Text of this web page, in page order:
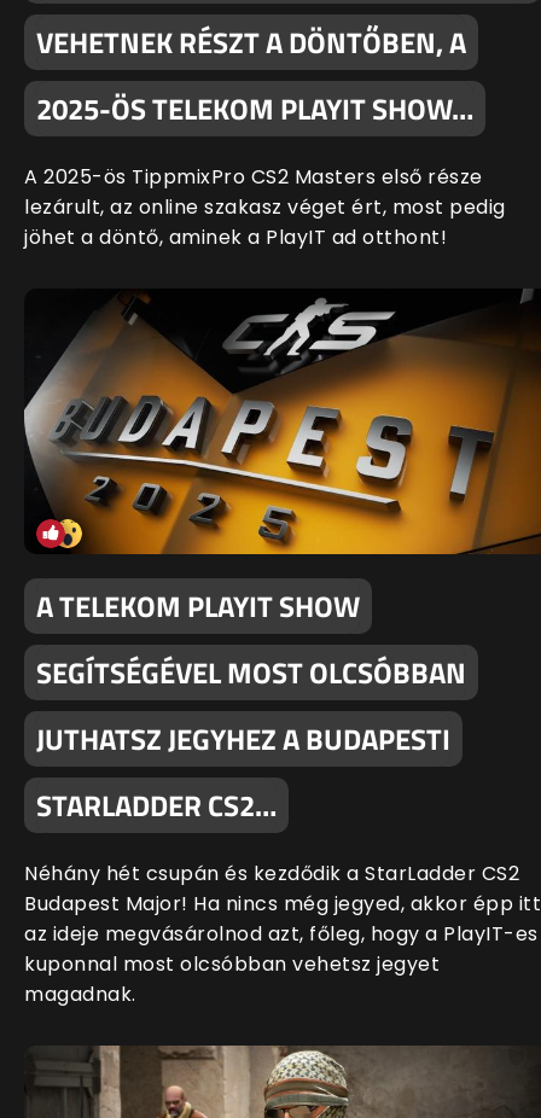
VEHETNEK RÉSZT A DÖNTŐBEN, A
2025-ÖS TELEKOM PLAYIT SHOW…
A 2025-ös TippmixPro CS2 Masters első része
lezárult, az online szakasz véget ért, most pedig
jöhet a döntő, aminek a PlayIT ad otthont!
A TELEKOM PLAYIT SHOW
SEGÍTSÉGÉVEL MOST OLCSÓBBAN
JUTHATSZ JEGYHEZ A BUDAPESTI
STARLADDER CS2…
Néhány hét csupán és kezdődik a StarLadder CS2
Budapest Major! Ha nincs még jegyed, akkor épp itt
az ideje megvásárolnod azt, főleg, hogy a PlayIT-es
kuponnal most olcsóbban vehetsz jegyet
magadnak.